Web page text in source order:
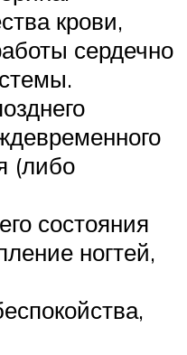
крови,
сердечно
(либо
состояния
ногтей,